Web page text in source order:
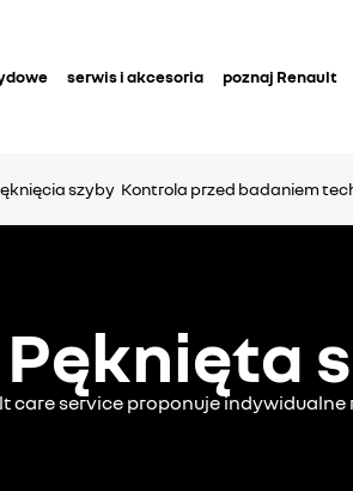
serwis i akcesoria poznaj Renault
szyby Kontrola przed badaniem
Pęknięta
care service proponuje